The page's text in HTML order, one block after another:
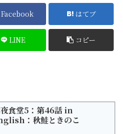
Facebook はてブ
LINE コピー
食堂5：第46話 in
：秋鮭ときのこ